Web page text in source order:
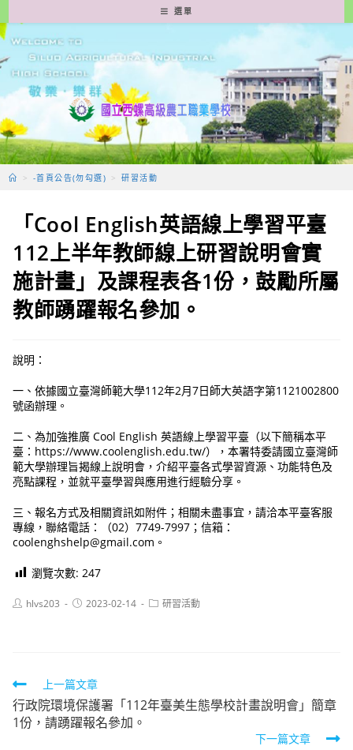
轉
至
要
容
選單
> -首頁公告(勿勾選) > 研習活動
「Cool English英語線上學習平臺
112上半年教師線上研習說明會實
施計畫」及課程表各1份，鼓勵所屬
教師踴躍報名參加。
說明：
一、依據國立臺灣師範大學112年2月7日師大英語字第1121002800
號函辦理。
二、為加強推廣 Cool English 英語線上學習平臺（以下簡稱本平
臺：https://www.coolenglish.edu.tw/），本署特委請國立臺灣師
範大學辦理旨揭線上說明會，介紹平臺各式學習資源、功能特色及
亮點課程，並就平臺學習與應用進行經驗分享。
三、報名方式及相關資訊如附件；相關未盡事宜，請洽本平臺客服
專線，聯絡電話：（02）7749-7997；信箱：
coolenghshelp@gmail.com。
瀏覽次數: 247
Posthlvs203
Post2023-02-14
Post研習活動
Read
more
articles
上一篇文章
行政院環境保護署「112年臺美生態學校計畫說明會」簡章
1份，請踴躍報名參加。
下一篇文章